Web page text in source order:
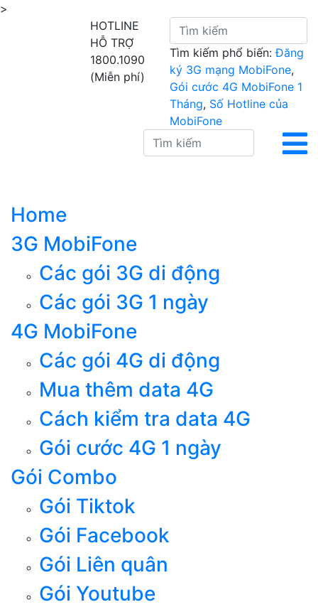
>
HOTLINE
HỖ TRỢ
1800.1090
(Miễn phí)
Tìm kiếm phổ biến: Đăng
ký 3G mạng MobiFone,
Gói cước 4G MobiFone 1
Tháng, Số Hotline của
MobiFone
Home
3G MobiFone
Các gói 3G di động
Các gói 3G 1 ngày
4G MobiFone
Các gói 4G di động
Mua thêm data 4G
Cách kiểm tra data 4G
Gói cước 4G 1 ngày
Gói Combo
Gói Tiktok
Gói Facebook
Gói Liên quân
Gói Youtube